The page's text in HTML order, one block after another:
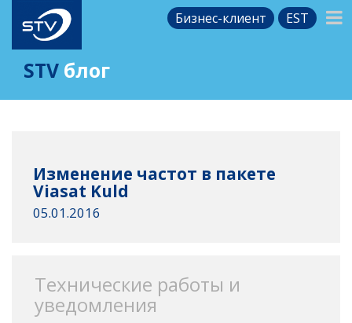
Бизнес-клиент EST
STV блог
Изменение частот в пакете
Viasat Kuld
05.01.2016
Технические работы и
уведомления